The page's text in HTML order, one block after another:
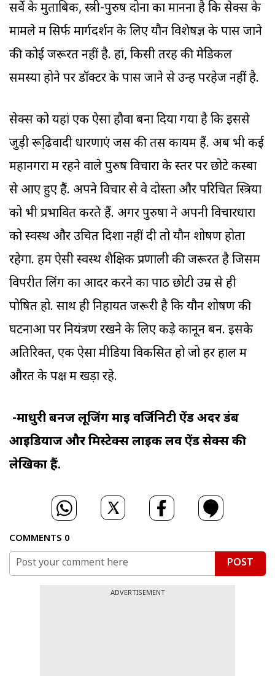
सर्वे के मुताबिक, स्त्री-पुरुष दोनों का मानना है कि सेक्स के
मामले में सिर्फ मार्गदर्शन के लिए यौन विशेषज्ञ के पास जाने
की कोई जरूरत नहीं है. हां, किसी तरह की मेडिकल
समस्या होने पर डॉक्टर के पास जाने से उन्हें परहेज नहीं है.
सेक्स को यहां एक ऐसा हौवा बना दिया गया है कि इससे
जुड़ी रूढि़वादी धारणाएं जस की तस कायम हैं. अब भी कई
महानगरों में रहने वाले पुरुष विचारों के स्तर पर छोटे कस्बों
से आए हुए हैं. अपने विचार से वे दोस्तों और परिचित स्त्रियों
को भी प्रभावित करते हैं. अगर पुरुषों ने अपनी विचारधारा
को स्वस्थ और उचित दिशा नहीं दी तो यौन शोषण होता
रहेगा. हमें ऐसी स्वस्थ शैक्षिक प्रणाली की जरूरत है जिसमें
विपरीत लिंग का आदर करने का पाठ छोटी उम्र से ही
पोषित हो. साथ ही निहायत जरूरी है कि यौन शोषण की
घटनाओं पर नियंत्रण रखने के लिए कड़े कानून बनें. इसके
अतिरिक्त, एक ऐसा मीडिया विकसित हो जो हर हाल में
औरत के पक्ष में खड़ा रहे.
-माधुरी बनर्जी लूजिंग माइ वर्जिनिटी ऐंड अदर डंब
आइडियाज और मिस्टेक्स लाइक लव ऐंड सेक्स की
लेखिका हैं.
COMMENTS 0
POST
ADVERTISEMENT